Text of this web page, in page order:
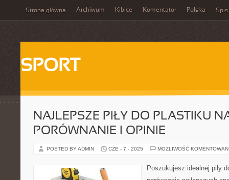
Strona główna Archiwum Kibice Komentator Polska Spis
SPORT
NAJLEPSZE PIŁY DO PLASTIKU
PORÓWNANIE I OPINIE
POSTED BY ADMIN CZE - 7 - 2025 MOŻLIWOŚĆ
Poszukujesz idealnej piły